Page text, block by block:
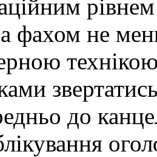
фахом не
до